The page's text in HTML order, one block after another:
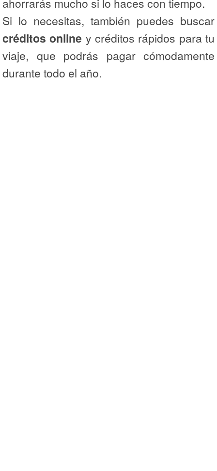
Si lo necesitas, también puedes buscar
créditos online y créditos rápidos para tu
viaje, que podrás pagar cómodamente
durante todo el año.